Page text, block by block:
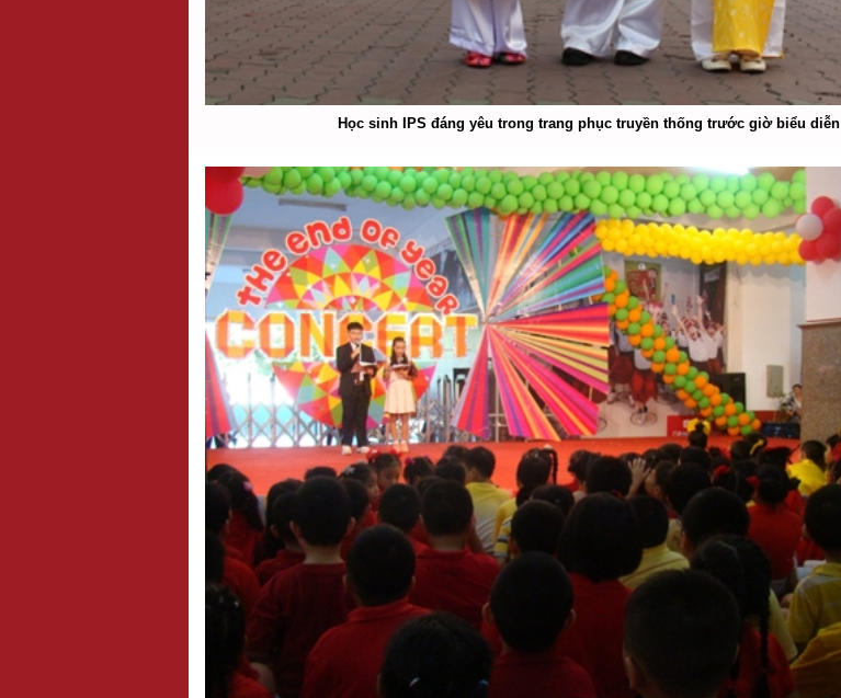
Học sinh IPS đáng yêu trong trang phục truyền thống trước giờ biểu diễn